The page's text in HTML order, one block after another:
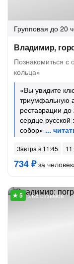
Групповая до 20
Владимир,
Познакомиться с
кольца»
«Вы увидите
триумфальную
реставрации
сердце
собор»
Завтра в 11:45 11
734 ₽за
288 отзывов